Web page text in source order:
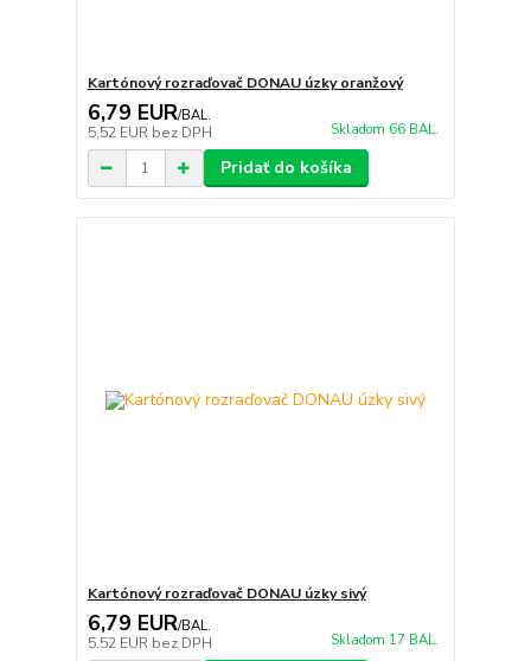
Kartónový rozraďovač DONAU úzky oranžový
6,79 EUR/BAL.
5,52 EUR bez DPH Skladom 66 BAL.
Pridať do košíka
Kartónový rozraďovač DONAU úzky sivý
6,79 EUR/BAL.
5,52 EUR bez DPH Skladom 17 BAL.